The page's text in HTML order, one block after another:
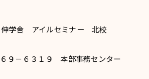
学舎 アイルセミナー 北校
９－６３１９ 本部事務センター